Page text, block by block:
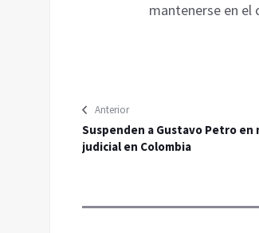
mantenerse en el
Anterior
Suspenden a Gustavo Petro en
judicial en Colombia